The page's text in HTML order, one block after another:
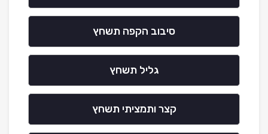
סיבוב הקפה תשחץ
גליל תשחץ
קצר ותמציתי תשחץ